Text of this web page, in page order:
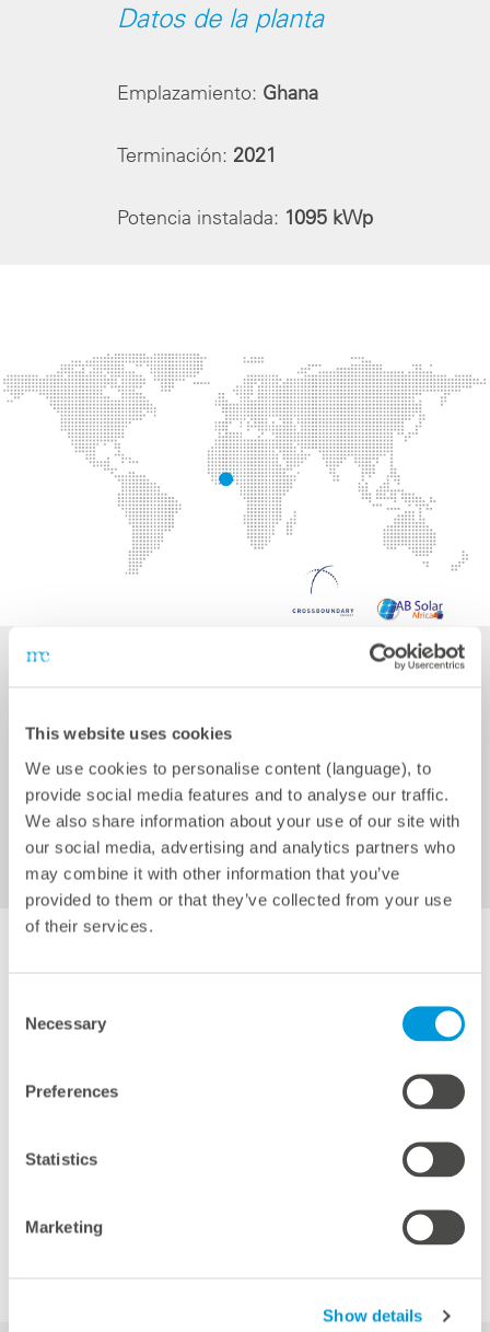
This website uses cookies
We use cookies to personalise content (language), to
provide social media features and to analyse our traffic.
We also share information about your use of our site with
our social media, advertising and analytics partners who
may combine it with other information that you’ve
provided to them or that they’ve collected from your use
of their services.
Selection
Necessary
Preferences
Statistics
Marketing
Show details
Datos de la planta
Emplazamiento: Ghana
Terminación: 2021
Potencia instalada: 1095 kWp
Estación de monitorización
VCOM Cloud
volver a la vista general